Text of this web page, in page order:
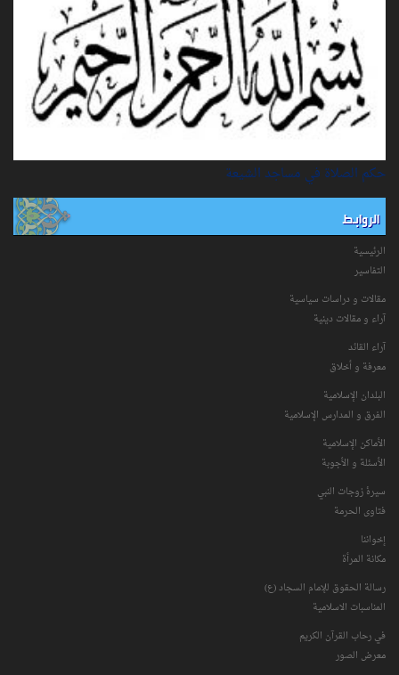
حكم الصلاة في مساجد الشيعة
الروابط
الرئيسية
التفاسیر
مقالات و دراسات سياسية
آراء و مقالات دينية
آراء القائد
معرفة و أخلاق
البلدان الإسلامية
الفرق و المدارس الإسلامية
الأماكن الإسلامية
الأسئلة و الأجوبة
سیرۀ زوجات النبي
فتاوی الحرمة
إخواننا
مكانة‌ المرأة
رسالة الحقوق للإمام السجاد (ع)
المناسبات الاسلامیة
في رحاب القرآن الکریم
معرض الصور